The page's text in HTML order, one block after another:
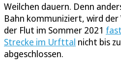
Weilchen dauern. Denn
Bahn kommuniziert, wird
der Flut im Sommer 2021
Strecke im Urfttal nicht bis
abgeschlossen.